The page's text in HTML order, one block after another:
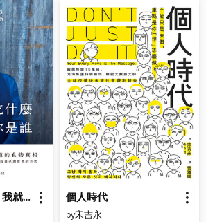
告訴我你吃什麼，我就知道你是誰 個人時代
by宋吉永